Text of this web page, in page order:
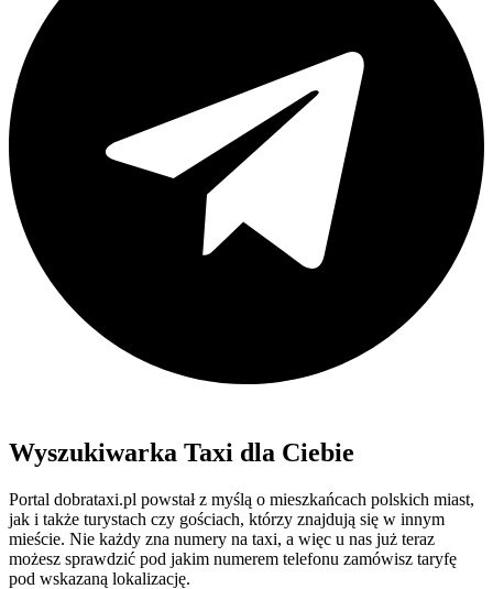
Wyszukiwarka Taxi dla Ciebie
Portal dobrataxi.pl powstał z myślą o mieszkańcach polskich miast,
jak i także turystach czy gościach, którzy znajdują się w innym
mieście. Nie każdy zna numery na taxi, a więc u nas już teraz
możesz sprawdzić pod jakim numerem telefonu zamówisz taryfę
pod wskazaną lokalizację.